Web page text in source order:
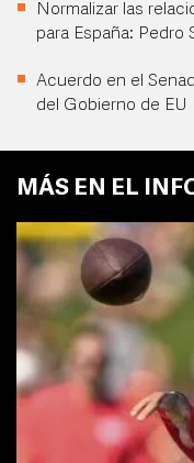
Normalizar las
para España: Pedro
Acuerdo en el
del Gobierno de EU
MÁS EN EL